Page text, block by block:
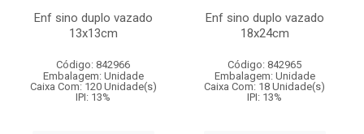
Enf sino duplo vazado
13x13cm
Código: 842966
Embalagem: Unidade
Caixa Com: 120 Unidade(s)
IPI: 13%
Enf sino duplo vazado
18x24cm
Código: 842965
Embalagem: Unidade
Caixa Com: 18 Unidade(s)
IPI: 13%